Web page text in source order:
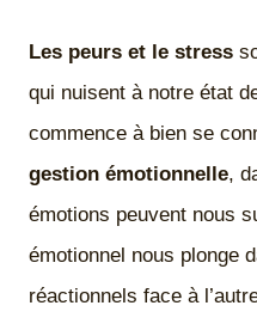
Les peurs et le stress
qui nuisent à notre état
commence à bien se
gestion émotionnelle,
émotions peuvent nous
émotionnel nous plonge
réactionnels face à